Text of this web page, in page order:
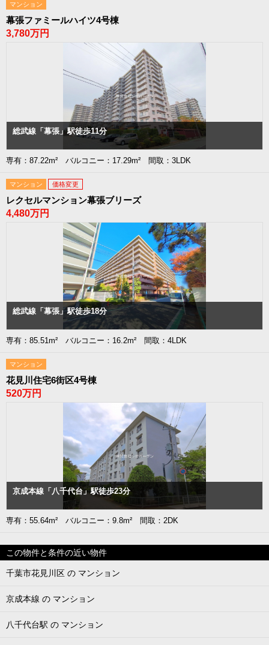
マンション
幕張ファミールハイツ4号棟
3,780万円
総武線「幕張」駅徒歩11分
専有：87.22m² バルコニー：17.29m² 間取：3LDK
マンション 価格変更
レクセルマンション幕張ブリーズ
4,480万円
総武線「幕張」駅徒歩18分
専有：85.51m² バルコニー：16.2m² 間取：4LDK
マンション
花見川住宅6街区4号棟
520万円
京成本線「八千代台」駅徒歩23分
専有：55.64m² バルコニー：9.8m² 間取：2DK
この物件と条件の近い物件
千葉市花見川区 の マンション
京成本線 の マンション
八千代台駅 の マンション